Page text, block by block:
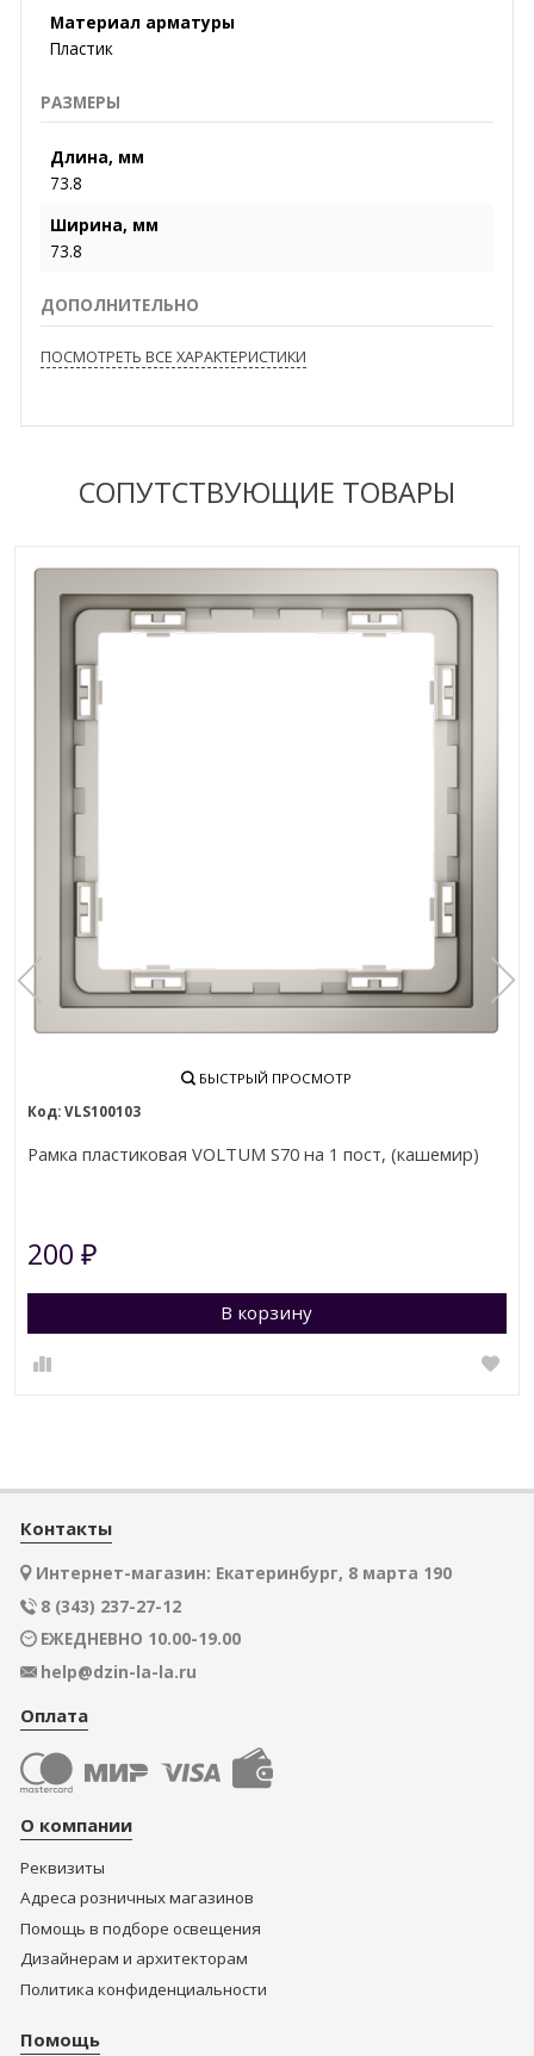
Материал арматуры
Пластик
РАЗМЕРЫ
Длина, мм
73.8
Ширина, мм
73.8
ДОПОЛНИТЕЛЬНО
ПОСМОТРЕТЬ ВСЕ ХАРАКТЕРИСТИКИ
СОПУТСТВУЮЩИЕ ТОВАРЫ
БЫСТРЫЙ ПРОСМОТР
VLS100103
Рамка пластиковая VOLTUM S70 на 1 пост, (кашемир)
200₽
В корзину
Контакты
Интернет-магазин: Екатеринбург, 8 марта 190
8 (343) 237-27-12
ЕЖЕДНЕВНО 10.00-19.00
help@dzin-la-la.ru
Оплата
О компании
Реквизиты
Адреса розничных магазинов
Помощь в подборе освещения
Дизайнерам и архитекторам
Политика конфиденциальности
Помощь